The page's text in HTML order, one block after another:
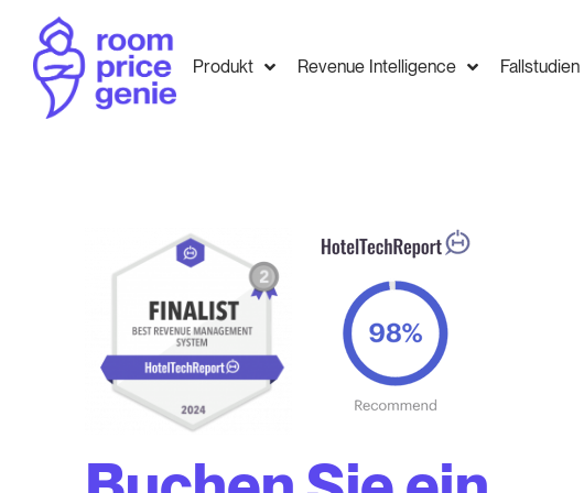
Produkt Revenue Intelligence Fallstudien